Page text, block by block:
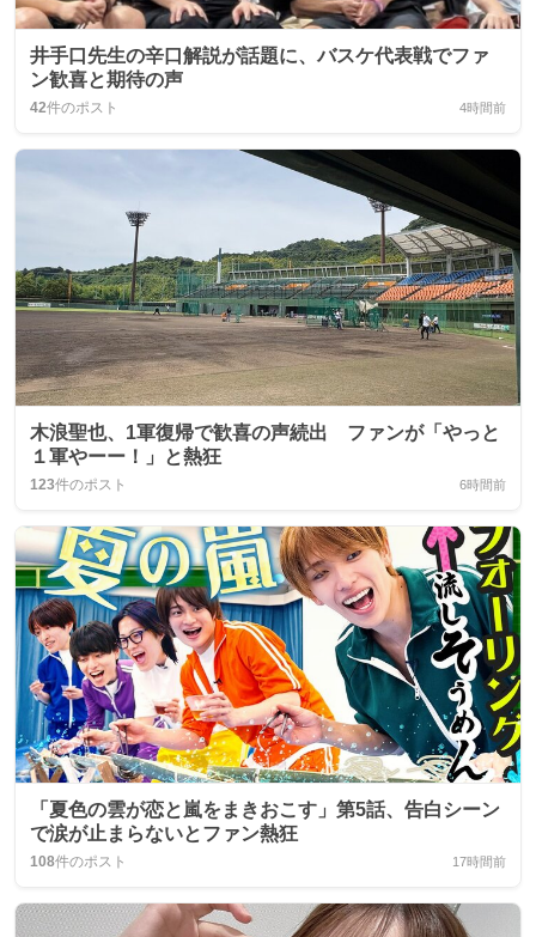
井手口先生の辛口解説が話題に、バスケ代表戦でファ
ン歓喜と期待の声
42件のポスト 4時間前
木浪聖也、1軍復帰で歓喜の声続出 ファンが「やっと
１軍やーー！」と熱狂
123件のポスト 6時間前
「夏色の雲が恋と嵐をまきおこす」第5話、告白シーン
で涙が止まらないとファン熱狂
108件のポスト 17時間前